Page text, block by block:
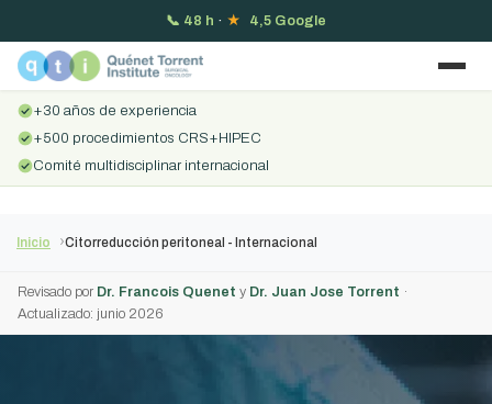
📞 48 h · ★ 4,5 Google
+30 años de experiencia
+500 procedimientos CRS+HIPEC
Comité multidisciplinar internacional
Inicio Citorreducción peritoneal - Internacional
Revisado por Dr. Francois Quenet y Dr. Juan Jose Torrent ·
Actualizado: junio 2026